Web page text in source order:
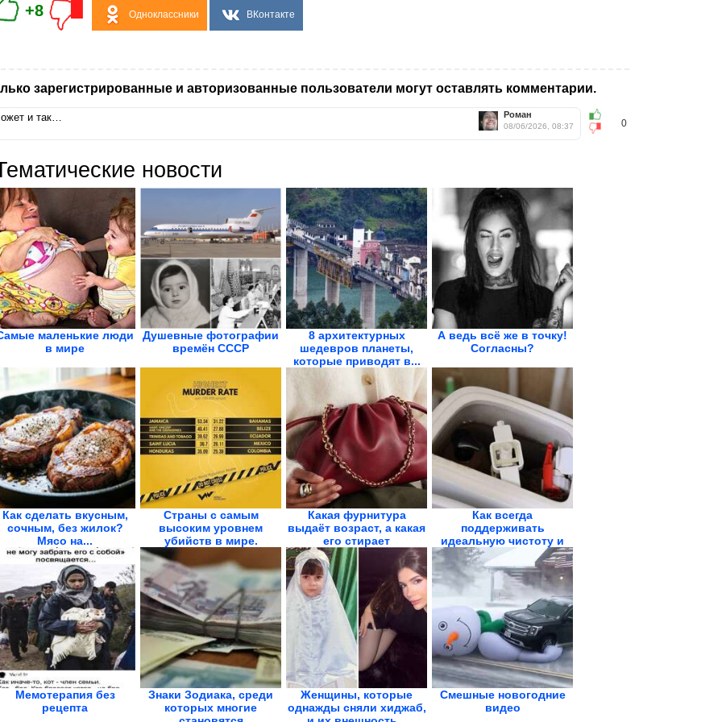
+8 Одноклассники ВКонтакте
зарегистрированные и авторизованные пользователи могут оставлять комментарии.
0
Роман
08/06/2026, 08:37
и так…
новости
маленькие люди
в мире
Душевные фотографии
времён СССР
8 архитектурных
шедевров планеты,
которые приводят в...
А ведь всё же в точку!
Согласны?
Как сделать вкусным,
сочным, без жилок?
Мясо на...
Страны с самым
высоким уровнем
убийств в мире.
Какая фурнитура
выдаёт возраст, а какая
его стирает
Как всегда
поддерживать
идеальную чистоту и
свежесть унитаза
Мемотерапия без
рецепта
Знаки Зодиака, среди
которых многие
Женщины, которые
однажды сняли хиджаб,
Смешные новогодние
видео